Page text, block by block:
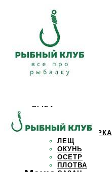
РЫБА
КАРП
КРАСНОПЕРКА
ЛЕЩ
ОКУНЬ
ОСЕТР
ПЛОТВА